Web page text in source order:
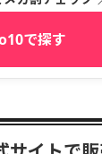
で探す